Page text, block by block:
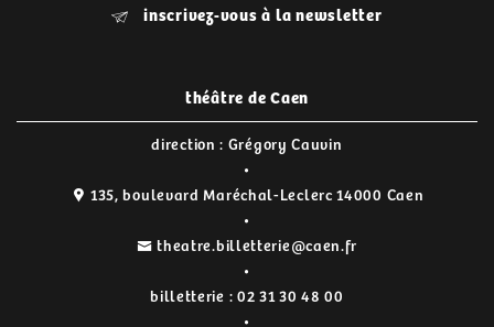
inscrivez-vous à la newsletter
théâtre de Caen
direction : Grégory Cauvin
135, boulevard Maréchal-Leclerc 14000 Caen
theatre.billetterie@caen.fr
billetterie : 02 31 30 48 00